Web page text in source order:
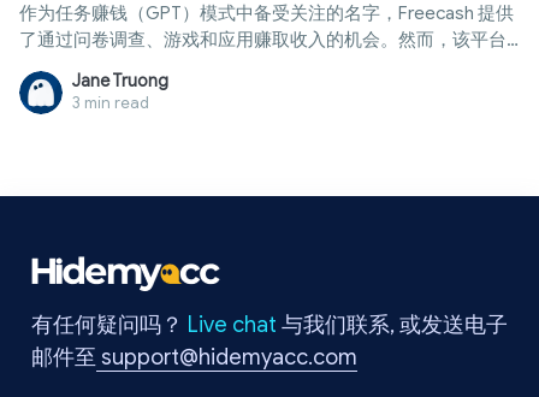
作为任务赚钱（GPT）模式中备受关注的名字，Freecash 提供
了通过问卷调查、游戏和应用赚取收入的机会。然而，该平台
的透明度和安全性仍然是许多人考虑的问题。本文将带您深入
了解该平台的运作方式、赚钱方法、提现流程以及加入时的注
意事项。
Jane Truong
3 min read
有任何疑问吗？ Live chat 与我们联系, 或发送电子
邮件至 support@hidemyacc.com